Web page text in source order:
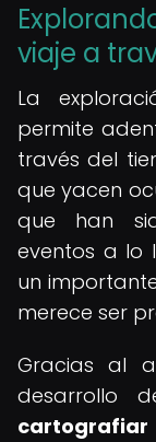
viaje a
La
permite
través del
que yacen
que han
eventos a lo
un
merece ser
Gracias al
desarrollo
cartografiar